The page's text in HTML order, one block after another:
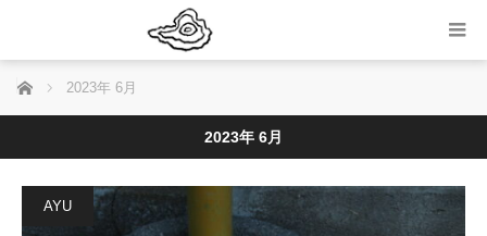
ホーム 2023年 6月
2023年 6月
AYU